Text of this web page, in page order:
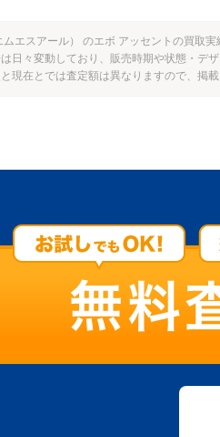
ムエスアール） のエボ アッセントの買取
日々変動しており、販売時期や状態・デ
現在とでは査定額は異なりますので、掲